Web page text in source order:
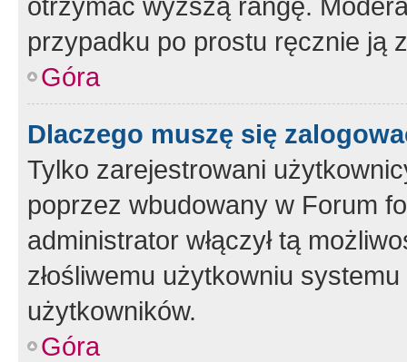
przypadku po prostu ręcznie ją
Góra
Dlaczego muszę się
Tylko zarejestrowani
poprzez wbudowany w Forum
administrator włączył tą
złośliwemu użytkowniu
użytkowników.
Góra